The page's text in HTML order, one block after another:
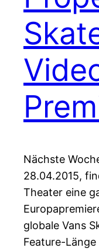
Nächste
28.04.2015,
Theater eine
globale Vans
Feature-